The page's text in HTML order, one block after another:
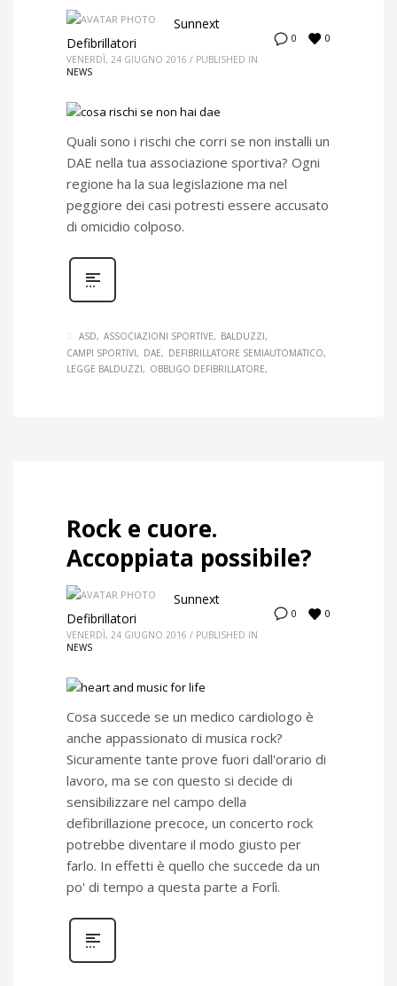
0 0
Sunnext
Defibrillatori
VENERDÌ, 24 GIUGNO 2016 / PUBLISHED IN
NEWS
Quali sono i rischi che corri se non installi un
DAE nella tua associazione sportiva? Ogni
regione ha la sua legislazione ma nel
peggiore dei casi potresti essere accusato
di omicidio colposo.
ASD ASSOCIAZIONI SPORTIVE
BALDUZZI
CAMPI SPORTIVI
DAE
DEFIBRILLATORE SEMIAUTOMATICO
LEGGE BALDUZZI
OBBLIGO DEFIBRILLATORE
Rock e cuore.
Accoppiata possibile?
0 0
Sunnext
Defibrillatori
VENERDÌ, 24 GIUGNO 2016 / PUBLISHED IN
NEWS
Cosa succede se un medico cardiologo è
anche appassionato di musica rock?
Sicuramente tante prove fuori dall'orario di
lavoro, ma se con questo si decide di
sensibilizzare nel campo della
defibrillazione precoce, un concerto rock
potrebbe diventare il modo giusto per
farlo. In effetti è quello che succede da un
po' di tempo a questa parte a Forlì.